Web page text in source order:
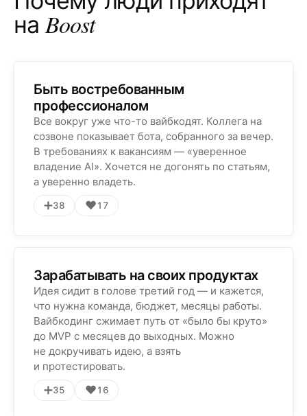
на Boost
Быть востребованным
профессионалом
Все вокруг уже что-то вайбкодят. Коллега на
созвоне показывает бота, собранного за вечер.
В требованиях к вакансиям — «уверенное
владение AI». Хочется не догонять по статьям,
а уверенно владеть.
➕38 ❤️17
Зарабатывать на своих продуктах
Идея сидит в голове третий год — и кажется,
что нужна команда, бюджет, месяцы работы.
Вайбкодинг сжимает путь от «было бы круто»
до MVP с месяцев до выходных. Можно
не докручивать идею, а взять
и протестировать.
➕35 ❤️16